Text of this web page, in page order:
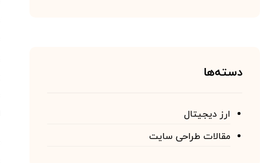
دسته‌ها
ارز دیجیتال
مقالات طراحی سایت